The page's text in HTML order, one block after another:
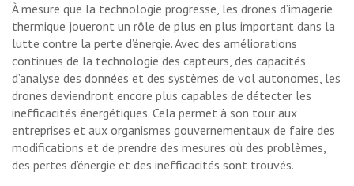
À mesure que la technologie progresse, les drones d’imagerie
thermique joueront un rôle de plus en plus important dans la
lutte contre la perte d’énergie. Avec des améliorations
continues de la technologie des capteurs, des capacités
d’analyse des données et des systèmes de vol autonomes, les
drones deviendront encore plus capables de détecter les
inefficacités énergétiques. Cela permet à son tour aux
entreprises et aux organismes gouvernementaux de faire des
modifications et de prendre des mesures où des problèmes,
des pertes d’énergie et des inefficacités sont trouvés.